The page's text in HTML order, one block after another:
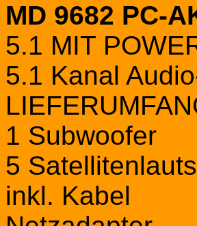
MD 9682 PC-
5.1 MIT
5.1 Kanal
1 Subwoofer
5
inkl. Kabel